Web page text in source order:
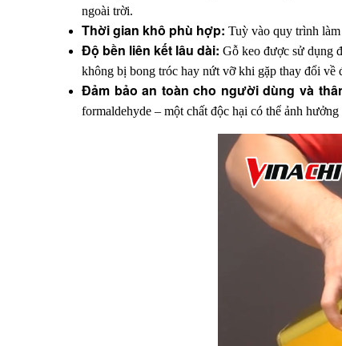
ngoài trời.
Thời gian khô phù hợp: Tuỳ vào quy trình
Độ bền liên kết lâu dài: Gỗ keo được sử dụng
không bị bong tróc hay nứt vỡ khi gặp thay đổi về
Đảm bảo an toàn cho người dùng và
formaldehyde – một chất độc hại có thể ảnh